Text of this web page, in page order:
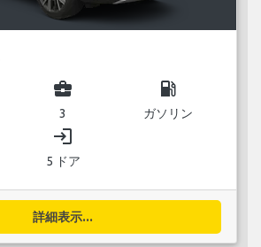
business_center
3
local_gas_station
ガソリン
login
5 ドア
詳細表示...